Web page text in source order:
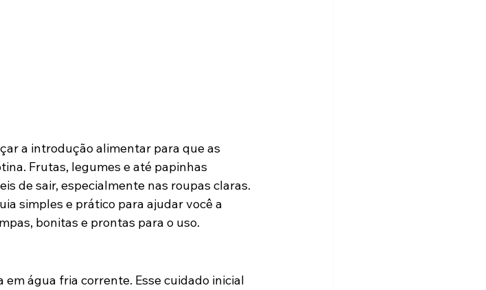
a introdução alimentar para que as
Frutas, legumes e até papinhas
de sair, especialmente nas roupas claras.
simples e prático para ajudar você a
bonitas e prontas para o uso.
água fria corrente. Esse cuidado inicial